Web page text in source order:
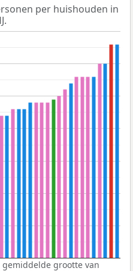
per huishouden in
grootte van